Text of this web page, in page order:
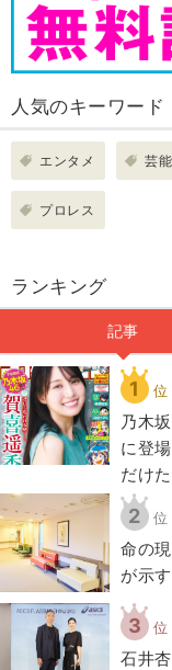
人気のキーワード
エンタメ 芸能
プロレス
ランキング
記事
1 位
乃木
に登
だけた
2 位
命の
が示
3 位
石井